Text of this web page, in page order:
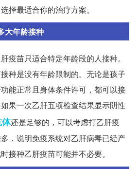
择最适合你的治疗方案。
大年龄接种
疫苗只适合特定年龄段的人接种。
种是没有年龄限制的。无论是孩子
能正常且身体条件许可，都可以接
果一次乙肝五项检查结果显示阴性
还是足够的，可以考虑打乙肝疫
，说明免疫系统对乙肝病毒已经产
接种乙肝疫苗可能并不必要。